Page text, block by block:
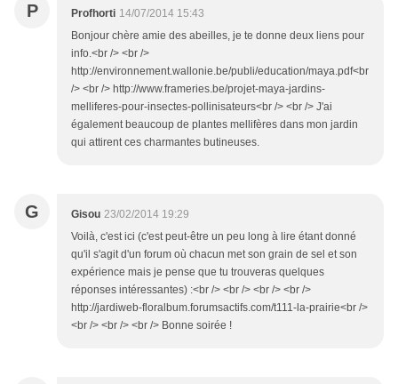
P Profhorti 14/07/2014 15:43
Bonjour chère amie des abeilles, je te donne deux liens pour
info.<br /> <br />
http://environnement.wallonie.be/publi/education/maya.pdf<br
/> <br /> http://www.frameries.be/projet-maya-jardins-
melliferes-pour-insectes-pollinisateurs<br /> <br /> J'ai
également beaucoup de plantes mellifères dans mon jardin
qui attirent ces charmantes butineuses.
G Gisou 23/02/2014 19:29
Voilà, c'est ici (c'est peut-être un peu long à lire étant donné
qu'il s'agit d'un forum où chacun met son grain de sel et son
expérience mais je pense que tu trouveras quelques
réponses intéressantes) :<br /> <br /> <br /> <br />
http://jardiweb-floralbum.forumsactifs.com/t111-la-prairie<br />
<br /> <br /> <br /> Bonne soirée !